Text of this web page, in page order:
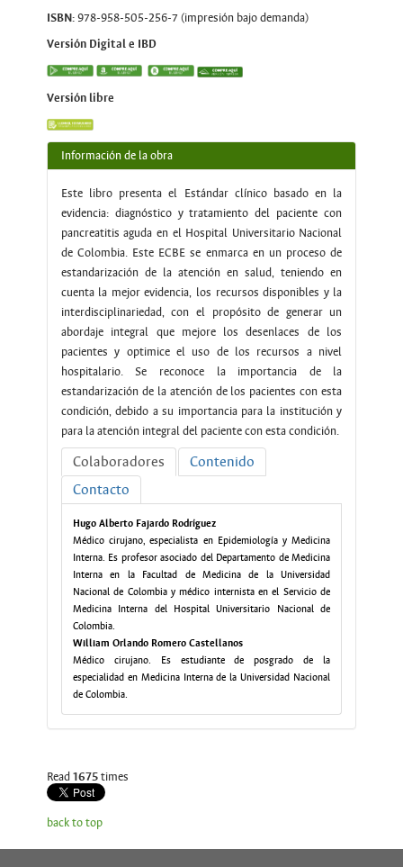
ISBN:978-958-505-256-7 (impresión bajo demanda)
Versión Digital e IBD
Versión libre
Información de la obra
Este libro presenta el Estándar clínico basado en la
evidencia: diagnóstico y tratamiento del paciente con
pancreatitis aguda en el Hospital Universitario Nacional
de Colombia. Este ECBE se enmarca en un proceso de
estandarización de la atención en salud, teniendo en
cuenta la mejor evidencia, los recursos disponibles y la
interdisciplinariedad, con el propósito de generar un
abordaje integral que mejore los desenlaces de los
pacientes y optimice el uso de los recursos a nivel
hospitalario. Se reconoce la importancia de la
estandarización de la atención de los pacientes con esta
condición, debido a su importancia para la institución y
para la atención integral del paciente con esta condición.
Colaboradores
Contenido
Contacto
Hugo Alberto Fajardo Rodríguez
Médico cirujano, especialista en Epidemiología y Medicina
Interna. Es profesor asociado del Departamento de Medicina
Interna en la Facultad de Medicina de la Universidad
Nacional de Colombia y médico internista en el Servicio de
Medicina Interna del Hospital Universitario Nacional de
Colombia.
William Orlando Romero Castellanos
Médico cirujano. Es estudiante de posgrado de la
especialidad en Medicina Interna de la Universidad Nacional
de Colombia.
Read 1675times
back to top